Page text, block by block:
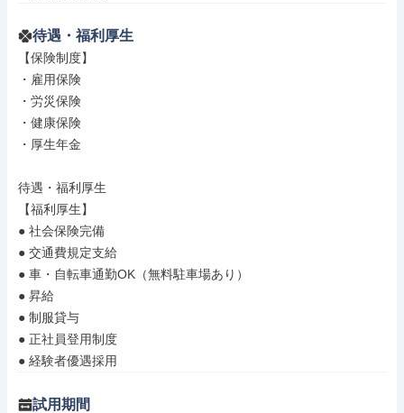
待遇・福利厚生
【保険制度】
・雇用保険
・労災保険
・健康保険
・厚生年金
待遇・福利厚生
【福利厚生】
● 社会保険完備
● 交通費規定支給
● 車・自転車通勤OK（無料駐車場あり）
● 昇給
● 制服貸与
● 正社員登用制度
● 経験者優遇採用
試用期間